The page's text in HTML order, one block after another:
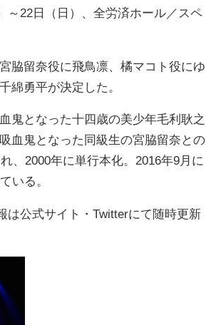
～22日（日）、全労済ホール／スペ
脇留奈役に飛鳥凛、橘マコト役にゆ
綿勇平が決定した。
鬼となった十四歳の美少年毛利耿之
血鬼となった同級生の宮脇留奈との
、2000年に単行本化。2016年9月に
いる。
公式サイト・Twitterにて随時更新